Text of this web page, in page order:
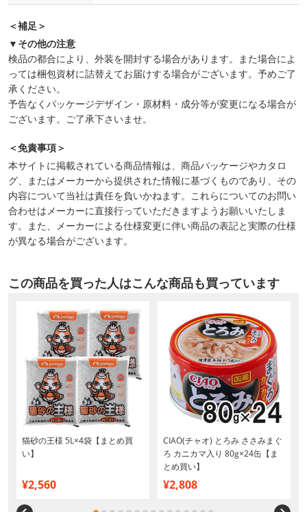
＜補足＞
▼その他の注意
検品の都合により、外装を開封する場合があります。また場合によ
っては梱包資材に詰替えてお届けする場合がございます。予めご了
承ください。
予告なくパッケージデザイン・原材料・成分等が変更になる場合が
ございます。ご了承下さいませ。
＜免責事項＞
本サイトに掲載されている商品情報は、商品パッケージやカタロ
グ、またはメーカーから提供された情報に基づくものであり、その
内容について当社は責任を負いかねます。これらについてのお問い
合わせはメーカーに直接行っていただきますようお願いいたしま
す。また、メーカーによる仕様変更に伴い商品の表記と実際の仕様
が異なる場合がございます。
この商品を買った人はこんな商品も買っています
猫砂の王様 5L×4袋【まとめ買
い】
¥2,560
CIAO(チャオ) とろみ ささみまぐ
ろ カニカマ入り 80g×24缶【ま
とめ買い】
¥2,808